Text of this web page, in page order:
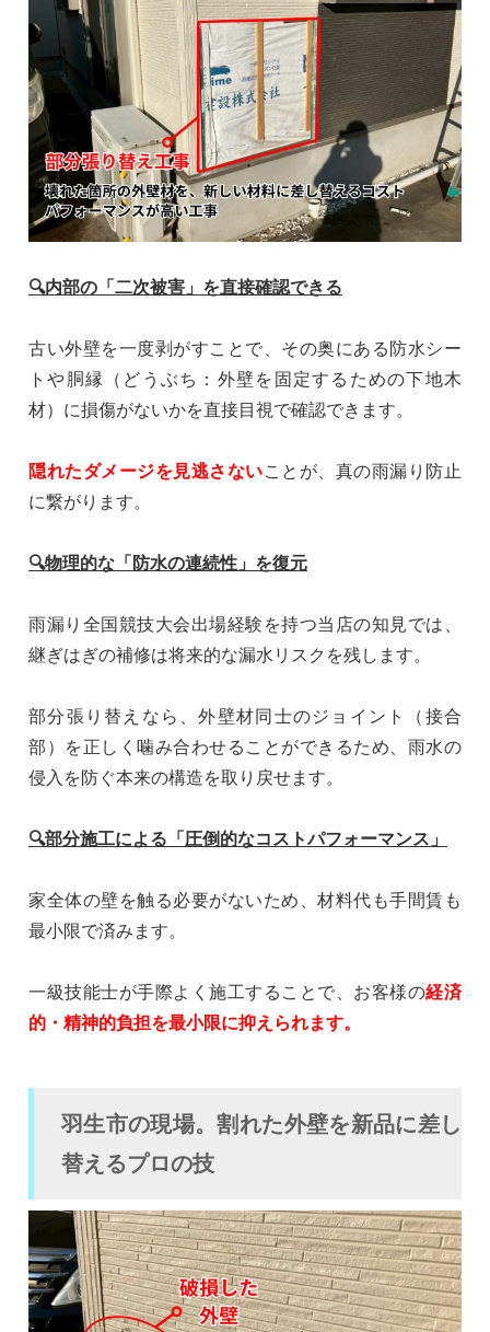
🔍内部の「二次被害」を直接確認できる
古い外壁を一度剥がすことで、その奥にある防水シー
トや胴縁（ どうぶち：外壁を固定するための下地木
材）に損傷がないかを直接目視で確認できます。
隠れたダメージを見逃さないことが、真の雨漏り防止
に繋がります。
🔍物理的な「防水の連続性」を復元
雨漏り全国競技大会出場経験を持つ当店の知見では、
継ぎはぎの補修は将来的な漏水リスクを残します。
部分張り替えなら、外壁材同士のジョイント（接合
部）を正しく噛み合わせることができるため、雨水の
侵入を防ぐ本来の構造を取り戻せます。
🔍部分施工による「圧倒的なコストパフォーマンス」
家全体の壁を触る必要がないため、材料代も手間賃も
最小限で済みます。
一級技能士が手際よく施工することで、お客様の経済
的・精神的負担を最小限に抑えられます。
羽生市の現場。割れた外壁を新品に差し
替えるプロの技